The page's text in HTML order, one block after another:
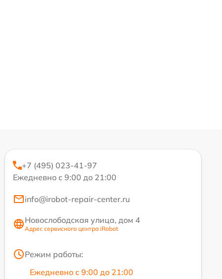
+7 (495) 023-41-97
Ежедневно с 9:00 до 21:00
info@irobot-repair-center.ru
Новослободская улица, дом 4
Адрес сервисного центра iRobot
Режим работы:
Ежедневно с 9:00 до 21:00